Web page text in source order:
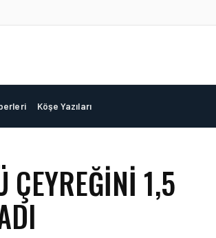
Köşe Yazıları
ÇEYREĞINI 1,5